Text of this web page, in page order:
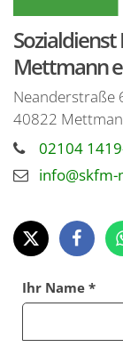
Mettmann
Neanderstraße
40822
02104
Ihr Name *